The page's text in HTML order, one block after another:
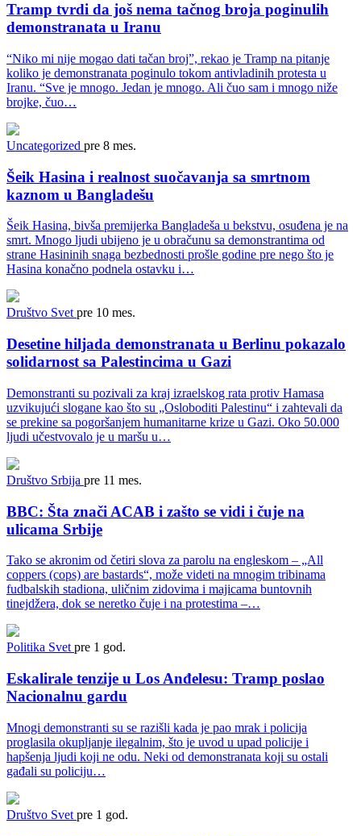
Tramp tvrdi da još nema tačnog broja poginulih
demonstranata u Iranu
“Niko mi nije mogao dati tačan broj”, rekao je Tramp na pitanje
koliko je demonstranata poginulo tokom antivladinih protesta u
Iranu. “Sve je mnogo. Jedan je mnogo. Ali čuo sam i mnogo niže
brojke, čuo…
Uncategorized pre 8 mes.
Šeik Hasina i realnost suočavanja sa smrtnom
kaznom u Bangladešu
Šeik Hasina, bivša premijerka Bangladeša u bekstvu, osuđena je na
smrt. Mnogo ljudi ubijeno je u obračunu sa demonstrantima od
strane Hasininih snaga bezbednosti prošle godine pre nego što je
Hasina konačno podnela ostavku i…
Društvo Svet pre 10 mes.
Desetine hiljada demonstranata u Berlinu pokazalo
solidarnost sa Palestincima u Gazi
Demonstranti su pozivali za kraj izraelskog rata protiv Hamasa
uzvikujući slogane kao što su „Osloboditi Palestinu“ i zahtevali da
se prekine sa pogoršanjem humanitarne krize u Gazi. Oko 50.000
ljudi učestvovalo je u maršu u…
Društvo Srbija pre 11 mes.
BBC: Šta znači ACAB i zašto se vidi i čuje na
ulicama Srbije
Tako se akronim od četiri slova za parolu na engleskom – „All
coppers (cops) are bastards“, može videti na mnogim tribinama
fudbalskih stadiona, uličnim zidovima i majicama buntovnih
tinejdžera, dok se neretko čuje i na protestima –…
Politika Svet pre 1 god.
Eskalirale tenzije u Los Anđelesu: Tramp poslao
Nacionalnu gardu
Mnogi demonstranti su se razišli kada je pao mrak i policija
proglasila okupljanje ilegalnim, što je uvod u upad policije i
hapšenja ljudi koji ne odu. Neki od demonstranata koji su ostali
gađali su policiju…
Društvo Svet pre 1 god.